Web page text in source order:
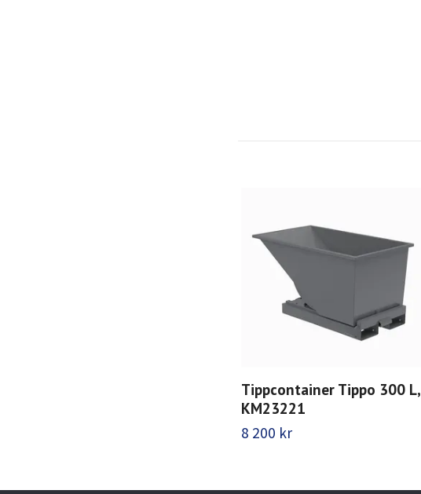
Tippcontainer Tippo 300 L,
KM23221
8 200 kr